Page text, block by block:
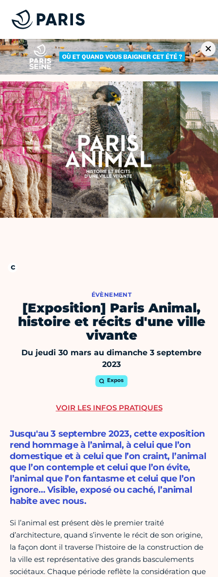
ÉVÈNEMENT
[Exposition] Paris Animal,
histoire et récits d'une ville
vivante
Du jeudi 30 mars au dimanche 3 septembre
2023
Expos
Jusqu'au 3 septembre 2023, cette exposition
rend hommage à l’animal, à celui que l’on
domestique et à celui que l’on craint, l’animal
que l’on contemple et celui que l’on évite,
l’animal que l’on fantasme et celui que l’on
ignore… Visible, exposé ou caché, l’animal
habite avec nous.
Si l’animal est présent dès le premier traité
d’architecture, quand s’invente le récit de son origine,
la façon dont il traverse l’histoire de la construction de
la ville est représentative des grands basculements
sociétaux. Chaque période reflète la considération que
VOIR LES INFOS PRATIQUES